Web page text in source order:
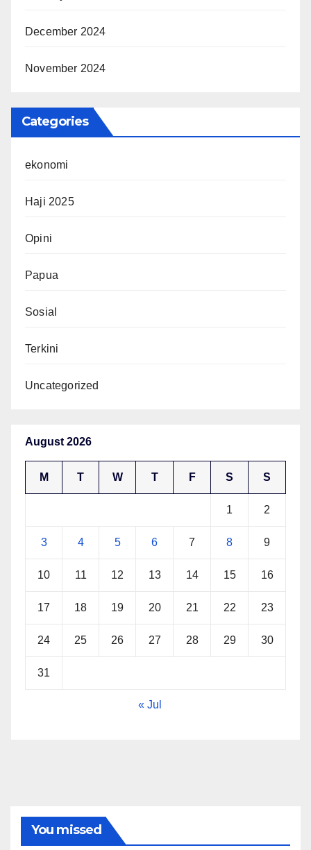
December 2024
November 2024
Categories
ekonomi
Haji 2025
Opini
Papua
Sosial
Terkini
Uncategorized
August 2026
M T W T F S S
1 2
3 4 5 6 7 8 9
10 11 12 13 14 15 16
17 18 19 20 21 22 23
24 25 26 27 28 29 30
31
« Jul
You missed